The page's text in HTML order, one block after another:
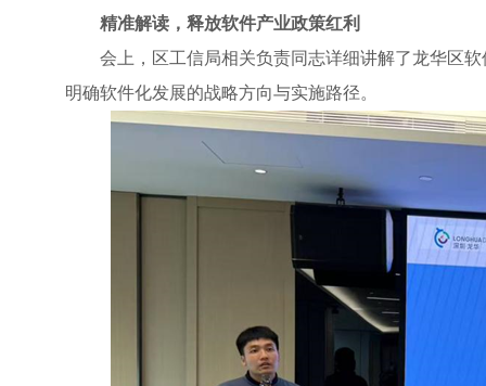
精准解读，释放软件产业政策红利
会上，区工信局相关负责同志详细讲解了龙华区
明确软件化发展的战略方向与实施路径。